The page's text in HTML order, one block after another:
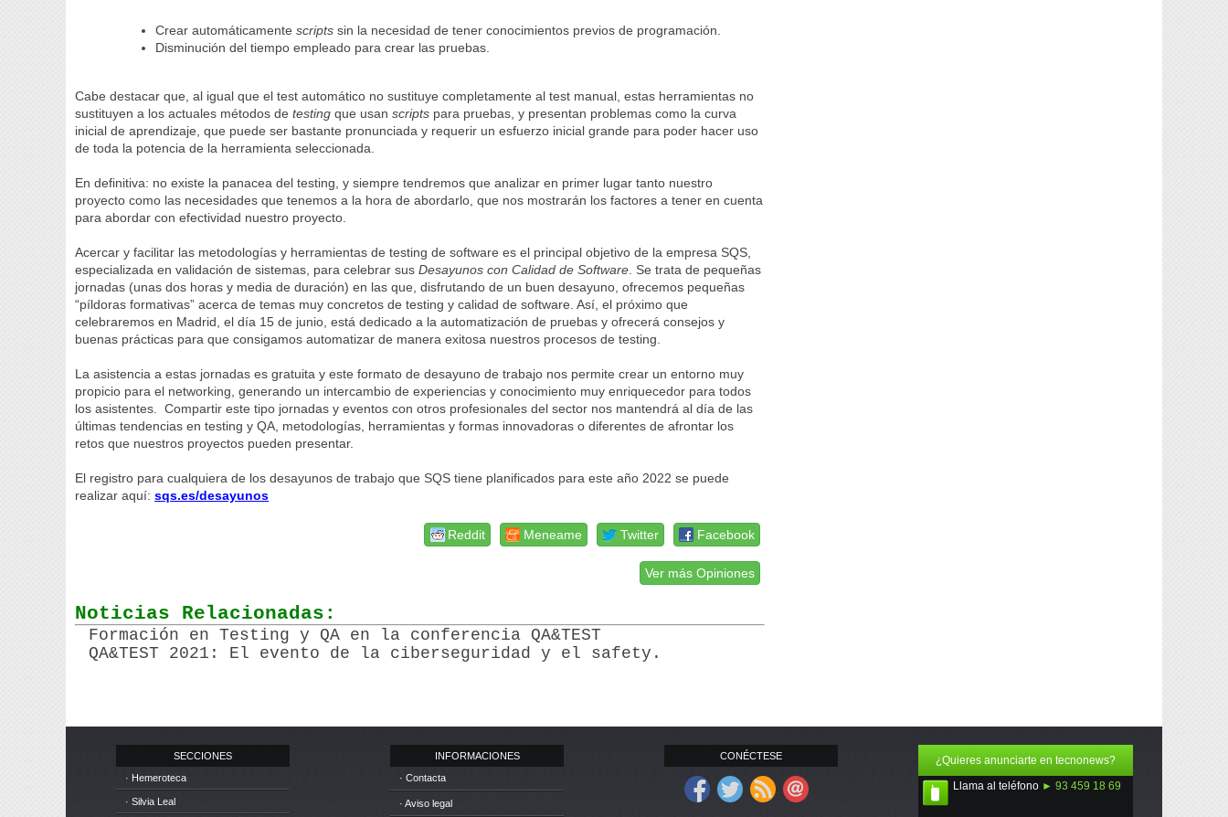
Crear automáticamentescripts sin la necesidad de tener conocimientos previos de programación.
Disminución del tiempo empleado para crear las pruebas.
Cabe destacar que, al igual que el test automático no sustituye completamente al test manual, estas herramientas no
sustituyen a los actuales métodos detesting que usanscripts para pruebas, y presentan problemas como la curva
inicial de aprendizaje, que puede ser bastante pronunciada y requerir un esfuerzo inicial grande para poder hacer uso
de toda la potencia de la herramienta seleccionada.
En definitiva: no existe la panacea del testing, y siempre tendremos que analizar en primer lugar tanto nuestro
proyecto como las necesidades que tenemos a la hora de abordarlo, que nos mostrarán los factores a tener en cuenta
para abordar con efectividad nuestro proyecto.
Acercar y facilitar las metodologías y herramientas de testing de software es el principal objetivo de la empresa SQS,
especializada en validación de sistemas, para celebrar susDesayunos con Calidad de Software . Se trata de pequeñas
jornadas (unas dos horas y media de duración) en las que, disfrutando de un buen desayuno, ofrecemos pequeñas
“píldoras formativas” acerca de temas muy concretos de testing y calidad de software. Así, el próximo que
celebraremos en Madrid, el día 15 de junio, está dedicado a la automatización de pruebas y ofrecerá consejos y
buenas prácticas para que consigamos automatizar de manera exitosa nuestros procesos de testing.
La asistencia a estas jornadas es gratuita y este formato de desayuno de trabajo nos permite crear un entorno muy
propicio para el networking, generando un intercambio de experiencias y conocimiento muy enriquecedor para todos
los asistentes. Compartir este tipo jornadas y eventos con otros profesionales del sector nos mantendrá al día de las
últimas tendencias en testing y QA, metodologías, herramientas y formas innovadoras o diferentes de afrontar los
retos que nuestros proyectos pueden presentar.
El registro para cualquiera de los desayunos de trabajo que SQS tiene planificados para este año 2022 se puede
realizar aquí:sqs.es/desayunos
Facebook
Twitter
Meneame
Reddit
Ver más Opiniones
Noticias Relacionadas:
Formación en Testing y QA en la conferencia QA&TEST
QA&TEST 2021: El evento de la ciberseguridad y el safety.
SECCIONES
· Hemeroteca
· Silvia Leal
INFORMACIONES
· Contacta
· Aviso legal
CONÉCTESE
¿Quieres anunciarte en tecnonews?
Llama al teléfono ► 93 459 18 69